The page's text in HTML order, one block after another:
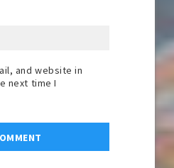
and website in
next time I